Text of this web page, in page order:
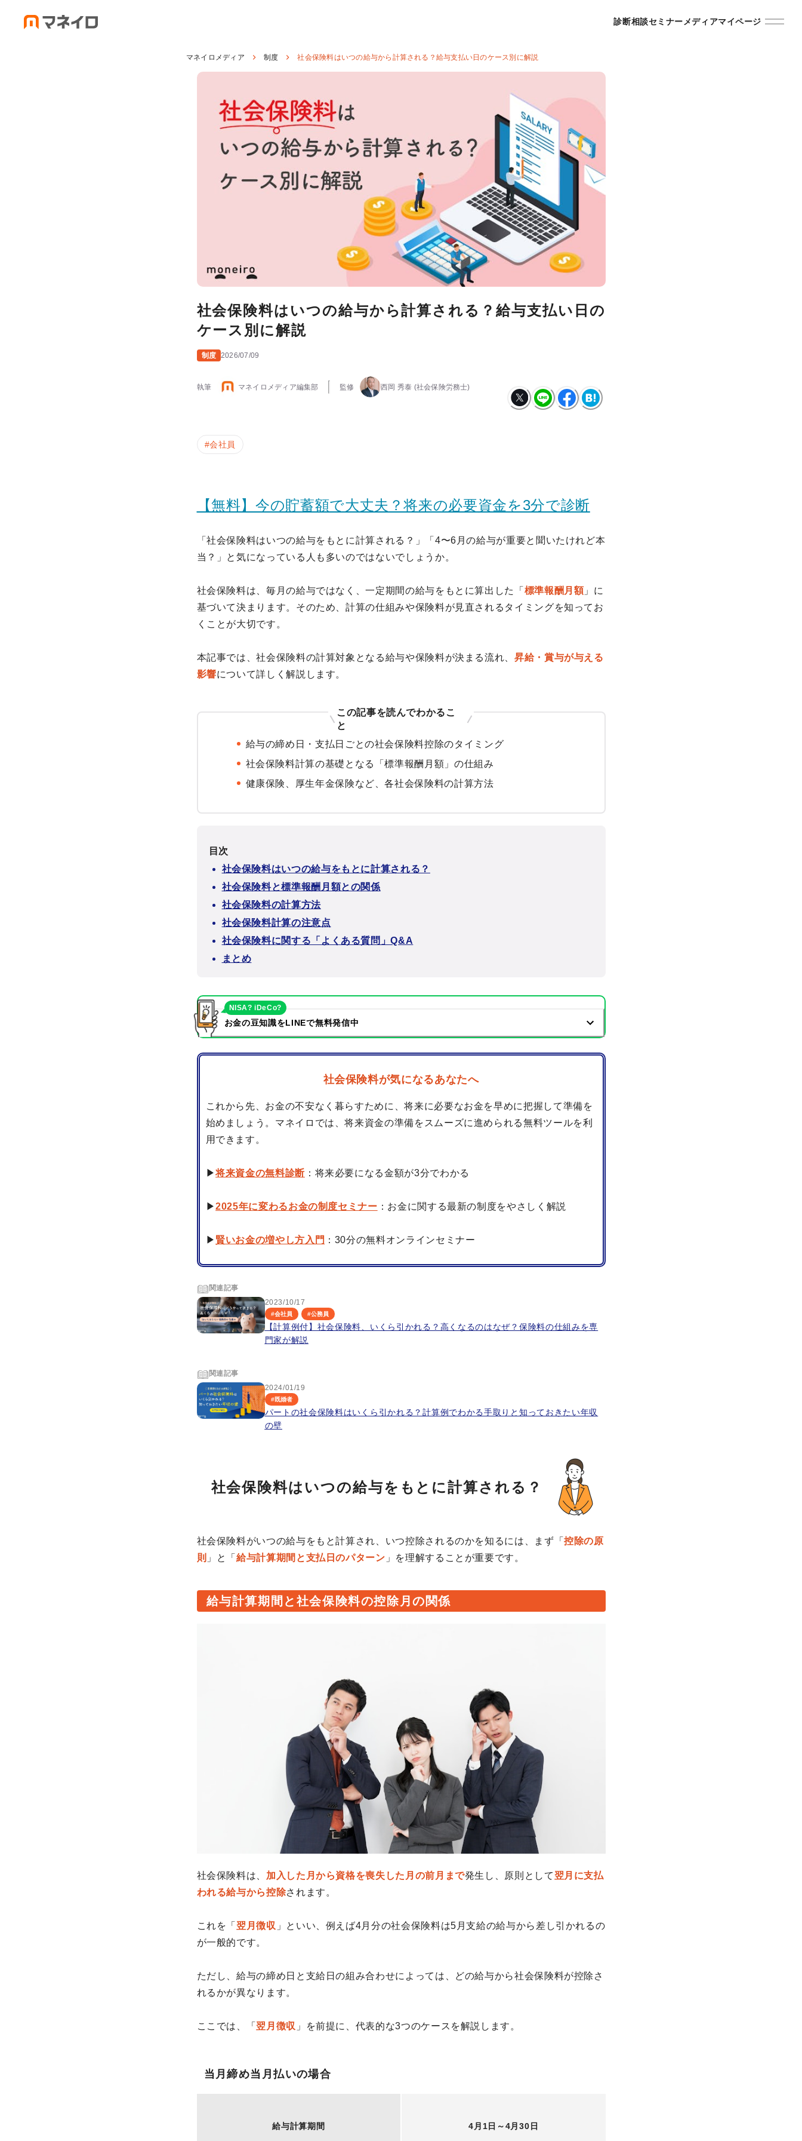
診断相談セミナーメディアマイページ
マネイロメディア 制度 社会保険料はいつの給与から計算される？給与支払い日のケース別に解説
社会保険料はいつの給与から計算される？給与支払い日の
ケース別に解説
制度 2026/07/09
執筆 マネイロメディア編集部 監修 西岡 秀泰 (社会保険労務士)
#会社員
【無料】今の貯蓄額で大丈夫？将来の必要資金を3分で診断
「社会保険料はいつの給与をもとに計算される？」「4〜6月の給与が重要と聞いたけれど本
当？」と気になっている人も多いのではないでしょうか。
社会保険料は、毎月の給与ではなく、一定期間の給与をもとに算出した「 標準報酬月額」に
基づいて決まります。そのため、計算の仕組みや保険料が見直されるタイミングを知ってお
くことが大切です。
本記事では、社会保険料の計算対象となる給与や保険料が決まる流れ、 昇給・賞与が与える
影響について詳しく解説します。
この記事を読んでわかるこ
と
給与の締め日・支払日ごとの社会保険料控除のタイミング
社会保険料計算の基礎となる「標準報酬月額」の仕組み
健康保険、厚生年金保険など、各社会保険料の計算方法
目次
社会保険料はいつの給与をもとに計算される？
社会保険料と標準報酬月額との関係
社会保険料の計算方法
社会保険料計算の注意点
社会保険料に関する「よくある質問」Q&A
まとめ
お金の豆知識をLINEで無料発信中
NISA? iDeCo?
社会保険料が気になるあなたへ
これから先、お金の不安なく暮らすために、将来に必要なお金を早めに把握して準備を
始めましょう。マネイロでは、将来資金の準備をスムーズに進められる無料ツールを利
用できます。
▶将来資金の無料診断：将来必要になる金額が3分でわかる
▶2025年に変わるお金の制度セミナー ：お金に関する最新の制度をやさしく解説
▶ 賢いお金の増やし方入門 ：30分の無料オンラインセミナー
関連記事
2023/10/17
#会社員 #公務員
【計算例付】社会保険料、いくら引かれる？高くなるのはなぜ？保険料の仕組みを専
門家が解説
関連記事
2024/01/19
#既婚者
パートの社会保険料はいくら引かれる？計算例でわかる手取りと知っておきたい年収
の壁
社会保険料はいつの給与をもとに計算される？
社会保険料がいつの給与をもと計算され、いつ控除されるのかを知るには、まず「控除の原
則 」と「給与計算期間と支払日のパターン 」を理解することが重要です。
給与計算期間と社会保険料の控除月の関係
社会保険料は、 加入した月から資格を喪失した月の前月まで発生し、原則として翌月に支払
われる給与から控除されます。
これを「翌月徴収 」といい、例えば4月分の社会保険料は5月支給の給与から差し引かれるの
が一般的です。
ただし、給与の締め日と支給日の組み合わせによっては、どの給与から社会保険料が控除さ
れるかが異なります。
ここでは、「翌月徴収 」を前提に、代表的な3つのケースを解説します。
当月締め当月払いの場合
給与計算期間 4月1日～4月30日